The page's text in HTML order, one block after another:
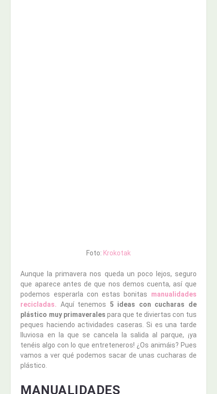
Foto: Krokotak
Aunque la primavera nos queda un poco lejos, seguro
que aparece antes de que nos demos cuenta, así que
podemos esperarla con estas bonitas manualidades
recicladas. Aquí tenemos 5 ideas con cucharas de
plástico muy primaverales para que te diviertas con tus
peques haciendo actividades caseras. Si es una tarde
lluviosa en la que se cancela la salida al parque, ¡ya
tenéis algo con lo que entreteneros! ¿Os animáis? Pues
vamos a ver qué podemos sacar de unas cucharas de
plástico.
MANUALIDADES